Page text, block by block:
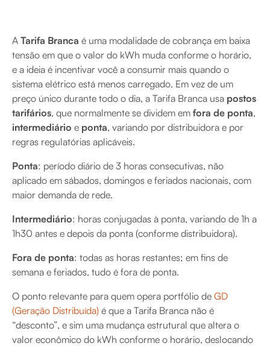
A Tarifa Branca é uma modalidade de cobrança em baixa
tensão em que o valor do kWh muda conforme o horário,
e a ideia é incentivar você a consumir mais quando o
sistema elétrico está menos carregado. Em vez de um
preço único durante todo o dia, a Tarifa Branca usa postos
tarifários, que normalmente se dividem em fora de ponta,
intermediário e ponta, variando por distribuidora e por
regras regulatórias aplicáveis.
Ponta: período diário de 3 horas consecutivas, não
aplicado em sábados, domingos e feriados nacionais, com
maior demanda de rede.
Intermediário: horas conjugadas à ponta, variando de 1h a
1h30 antes e depois da ponta (conforme distribuidora).
Fora de ponta: todas as horas restantes; em fins de
semana e feriados, tudo é fora de ponta.
O ponto relevante para quem opera portfólio de GD
(Geração Distribuída) é que a Tarifa Branca não é
“desconto”, e sim uma mudança estrutural que altera o
valor econômico do kWh conforme o horário, deslocando